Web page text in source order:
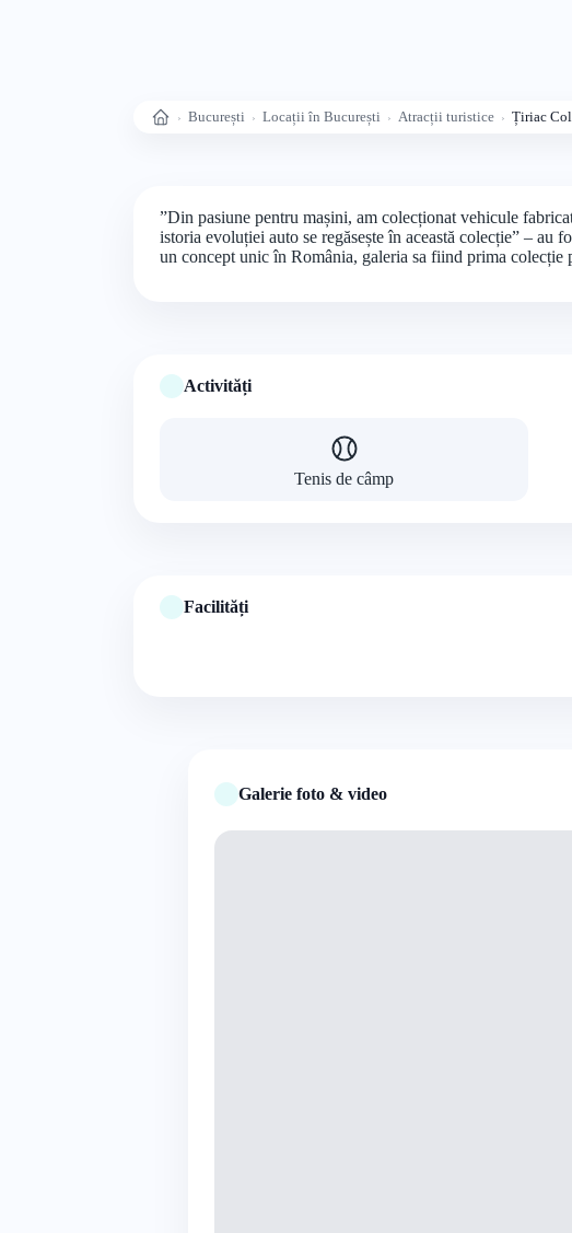
Acasă București Locații în București Atracții turistice Țiriac
”Din pasiune pentru mașini, am colecționat vehicule
istoria evoluției auto se regăsește în această colecție” –
un concept unic în România, galeria sa fiind prima colecție
Activități
Tenis de câmp
Facilități
Galerie foto & video